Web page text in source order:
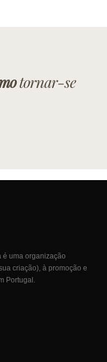
tornar-se
é uma organização
criação), à promoção e
Portugal.